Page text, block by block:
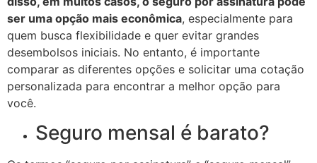
ser uma opção mais econômica, especialmente para
quem busca flexibilidade e quer evitar grandes
desembolsos iniciais. No entanto, é importante
comparar as diferentes opções e solicitar uma cotação
personalizada para encontrar a melhor opção para
você.
Seguro mensal é barato?